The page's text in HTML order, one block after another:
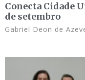
Conecta Cidade
de setembro
Gabriel Deon de